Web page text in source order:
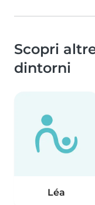
Scopri
dintorni
Léa